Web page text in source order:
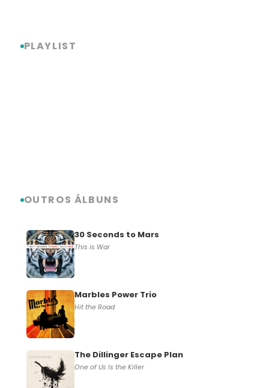
PLAYLIST
OUTROS ÁLBUNS
30 Seconds to Mars
This is War
Marbles Power Trio
Hit the Road
The Dillinger Escape Plan
One of Us Is the Killer